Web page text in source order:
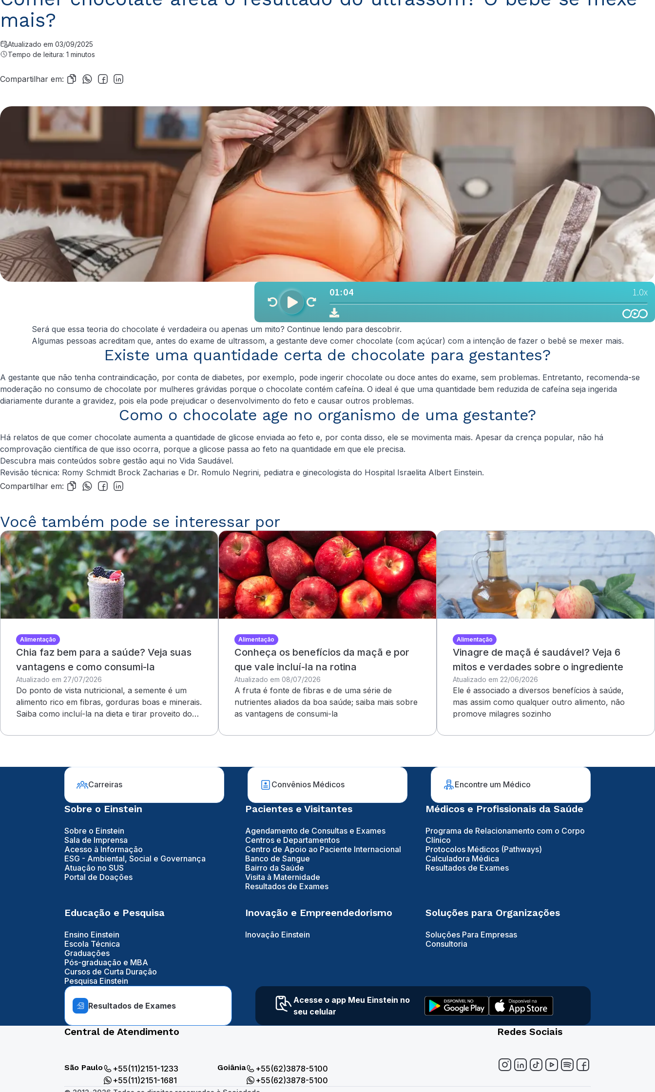
mais?
Atualizado em 03/09/2025
Tempo de leitura: 1 minutos
Compartilhar em:
Será que essa teoria do chocolate é verdadeira ou apenas um mito? Continue lendo para descobrir.
Algumas pessoas acreditam que, antes do exame de ultrassom, a gestante deve comer chocolate (com açúcar) com a intenção de fazer o bebê se mexer mais.
Existe uma quantidade certa de chocolate para gestantes?
A gestante que não tenha contraindicação, por conta de diabetes, por exemplo, pode ingerir chocolate ou doce antes do exame, sem problemas. Entretanto, recomenda-se
moderação no consumo de chocolate por mulheres grávidas porque o chocolate contém cafeína. O ideal é que uma quantidade bem reduzida de cafeína seja ingerida
diariamente durante a gravidez, pois ela pode prejudicar o desenvolvimento do feto e causar outros problemas.
Como o chocolate age no organismo de uma gestante?
Há relatos de que comer chocolate aumenta a quantidade de glicose enviada ao feto e, por conta disso, ele se movimenta mais. Apesar da crença popular, não há
comprovação científica de que isso ocorra, porque a glicose passa ao feto na quantidade em que ele precisa.
Descubra mais conteúdos sobre gestão aqui no Vida Saudável.
Revisão técnica: Romy Schmidt Brock Zacharias e Dr. Romulo Negrini, pediatra e ginecologista do Hospital Israelita Albert Einstein.
Compartilhar em:
Você também pode se interessar por
Alimentação
Chia faz bem para a saúde? Veja suas
vantagens e como consumi-la
Atualizado em 27/07/2026
Do ponto de vista nutricional, a semente é um
alimento rico em fibras, gorduras boas e minerais.
Saiba como incluí-la na dieta e tirar proveito dos
Alimentação
Conheça os benefícios da maçã e por
que vale incluí-la na rotina
Atualizado em 08/07/2026
A fruta é fonte de fibras e de uma série de
nutrientes aliados da boa saúde; saiba mais sobre
as vantagens de consumi-la
Alimentação
Vinagre de maçã é saudável? Veja 6
mitos e verdades sobre o ingrediente
Atualizado em 22/06/2026
Ele é associado a diversos benefícios à saúde,
mas assim como qualquer outro alimento, não
promove milagres sozinho
Carreiras Convênios Médicos Encontre um Médico
Sobre o Einstein
Sobre o Einstein
Sala de Imprensa
Acesso à Informação
ESG - Ambiental, Social e Governança
Atuação no SUS
Portal de Doações
Pacientes e Visitantes
Agendamento de Consultas e Exames
Centros e Departamentos
Centro de Apoio ao Paciente Internacional
Banco de Sangue
Bairro da Saúde
Visita à Maternidade
Resultados de Exames
Médicos e Profissionais da Saúde
Programa de Relacionamento com o Corpo
Clínico
Protocolos Médicos (Pathways)
Calculadora Médica
Resultados de Exames
Educação e Pesquisa
Ensino Einstein
Escola Técnica
Graduações
Pós-graduação e MBA
Cursos de Curta Duração
Pesquisa Einstein
Inovação e Empreendedorismo
Inovação Einstein
Soluções para Organizações
Soluções Para Empresas
Consultoria
Resultados de Exames
Acesse o app Meu Einstein no
seu celular
Central de Atendimento
São Paulo
+55(11)2151-1233
+55(11)2151-1681
Goiânia
+55(62)3878-5100
+55(62)3878-5100
Redes Sociais